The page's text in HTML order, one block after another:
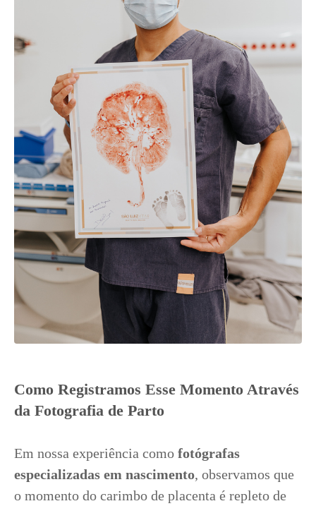
Como Registramos Esse Momento Através
da Fotografia de Parto
Em nossa experiência como fotógrafas
especializadas em nascimento, observamos que
o momento do carimbo de placenta é repleto de